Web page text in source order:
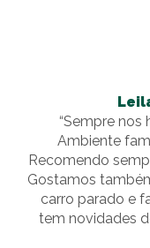
“Sempre nos
Ambiente
Recomendo
Gostamos
carro parado e
tem novidades